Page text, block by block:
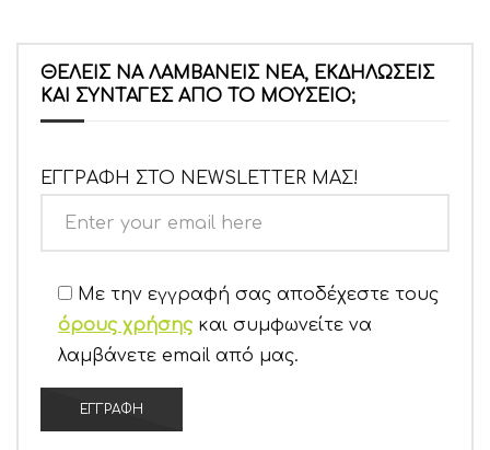
ΘΈΛΕΙΣ ΝΑ ΛΑΜΒΆΝΕΙΣ ΝΈΑ, ΕΚΔΗΛΏΣΕΙΣ
ΚΑΙ ΣΥΝΤΑΓΈΣ ΑΠΌ ΤΟ ΜΟΥΣΕΊΟ;
ΕΓΓΡΑΦΗ ΣΤΟ NEWSLETTER ΜΑΣ!
Με την εγγραφή σας αποδέχεστε τους
όρους χρήσης και συμφωνείτε να
λαμβάνετε email από μας.